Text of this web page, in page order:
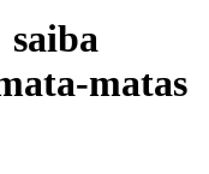
matas